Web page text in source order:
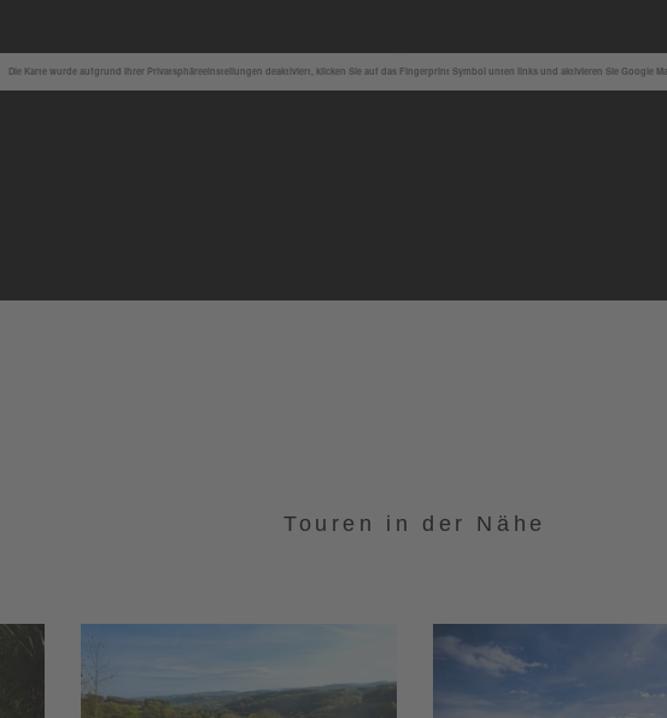
Die Karte wurde aufgrund Ihrer Privatsphäreeinstellungen deaktiviert, klicken Sie auf das Fingerprint Symbol unten links und aktivieren Sie Google
Touren in der Nähe